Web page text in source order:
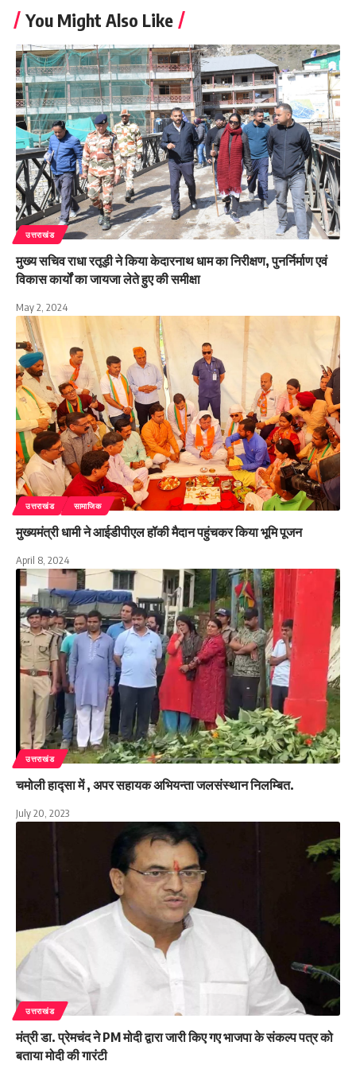
You Might Also Like
उत्तराखंड
मुख्य सचिव राधा रतूड़ी ने किया केदारनाथ धाम का निरीक्षण, पुनर्निर्माण एवं
विकास कार्यों का जायजा लेते हुए की समीक्षा
May 2, 2024
उत्तराखंड सामाजिक
मुख्यमंत्री धामी ने आईडीपीएल हॉकी मैदान पहुंचकर किया भूमि पूजन
April 8, 2024
उत्तराखंड
चमोली हाद्सा में , अपर सहायक अभियन्ता जलसंस्थान निलम्बित.
July 20, 2023
उत्तराखंड
मंत्री डा. प्रेमचंद ने PM मोदी द्वारा जारी किए गए भाजपा के संकल्प पत्र को
बताया मोदी की गारंटी